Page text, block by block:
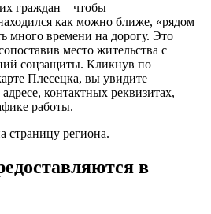
граждан – чтобы
как можно ближе, «рядом
много времени на дорогу. Это
место жительства с
соцзащиты. Кликнув по
Плесецка, вы увидите
контактных реквизитах,
работы.
страницу региона.
в